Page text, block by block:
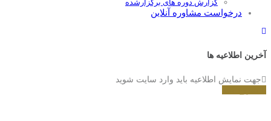
گزارش دوره های برگزارشده
درخواست مشاوره آنلاین
آخرین اطلاعیه ها
جهت نمایش اطلاعیه باید وارد سایت شوید